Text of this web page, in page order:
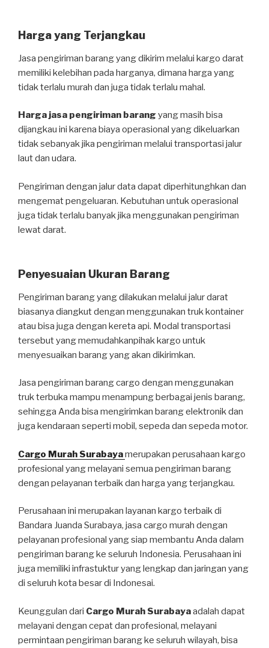
Harga yang Terjangkau
Jasa pengiriman barang yang dikirim melalui kargo darat
memiliki kelebihan pada harganya, dimana harga yang
tidak terlalu murah dan juga tidak terlalu mahal.
Harga jasa pengiriman barang yang masih bisa
dijangkau ini karena biaya operasional yang dikeluarkan
tidak sebanyak jika pengiriman melalui transportasi jalur
laut dan udara.
Pengiriman dengan jalur data dapat diperhitunghkan dan
mengemat pengeluaran. Kebutuhan untuk operasional
juga tidak terlalu banyak jika menggunakan pengiriman
lewat darat.
Penyesuaian Ukuran Barang
Pengiriman barang yang dilakukan melalui jalur darat
biasanya diangkut dengan menggunakan truk kontainer
atau bisa juga dengan kereta api. Modal transportasi
tersebut yang memudahkanpihak kargo untuk
menyesuaikan barang yang akan dikirimkan.
Jasa pengiriman barang cargo dengan menggunakan
truk terbuka mampu menampung berbagai jenis barang,
sehingga Anda bisa mengirimkan barang elektronik dan
juga kendaraan seperti mobil, sepeda dan sepeda motor.
Cargo Murah Surabayamerupakan perusahaan kargo
profesional yang melayani semua pengiriman barang
dengan pelayanan terbaik dan harga yang terjangkau.
Perusahaan ini merupakan layanan kargo terbaik di
Bandara Juanda Surabaya, jasa cargo murah dengan
pelayanan profesional yang siap membantu Anda dalam
pengiriman barang ke seluruh Indonesia. Perusahaan ini
juga memiliki infrastuktur yang lengkap dan jaringan yang
di seluruh kota besar di Indonesai.
Keunggulan dari Cargo Murah Surabayaadalah dapat
melayani dengan cepat dan profesional, melayani
permintaan pengiriman barang ke seluruh wilayah, bisa